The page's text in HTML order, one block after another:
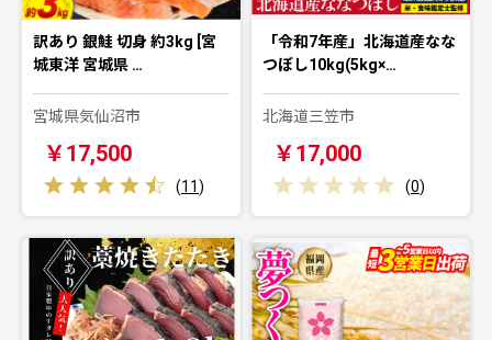
訳あり 銀鮭 切身 約3kg [宮
城東洋 宮城県 …
宮城県気仙沼市
￥17,500
(11)
「令和7年産」北海道産なな
つぼし10kg(5kg×…
北海道三笠市
￥17,000
(0)